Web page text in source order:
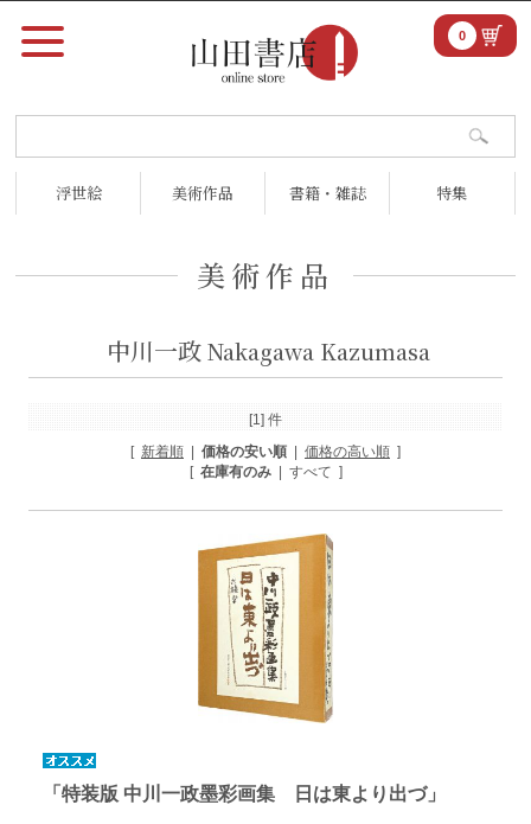
浮世絵 美術作品 書籍・雑誌 特集
0
美術作品
中川一政Nakagawa Kazumasa
[1] 件
[ 新着順 価格の安い順 価格の高い順 ]
[ 在庫有のみ| すべて ]
「特装版 中川一政墨彩画集 日は東より出づ」